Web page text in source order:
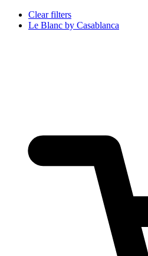
Clear filters
Le Blanc by Casablanca